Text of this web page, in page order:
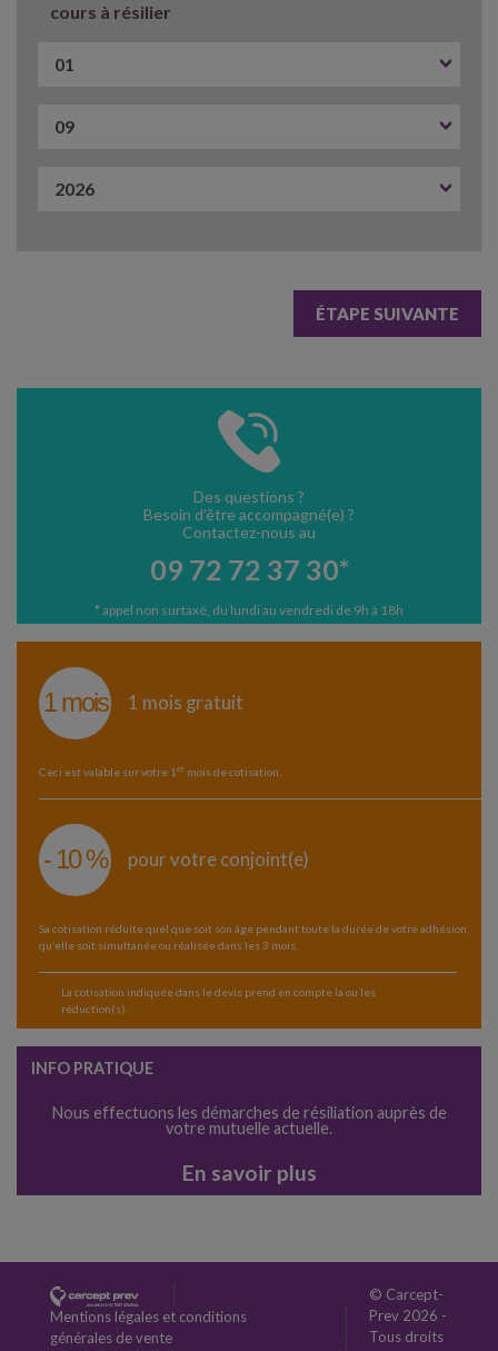
cours à résilier
ÉTAPE SUIVANTE
Des questions ?
Besoin d'être accompagné(e) ?
Contactez-nous au
09 72 72 37 30*
* appel non surtaxé, du lundi au vendredi de 9h à 18h
1 mois 1 mois gratuit
Ceci est valable sur votre 1 er mois de cotisation.
- 10 % pour votre conjoint(e)
Sa cotisation réduite quel que soit son âge pendant toute la durée de votre adhésion,
qu’elle soit simultanée ou réalisée dans les 3 mois.
La cotisation indiquée dans le devis prend en compte la ou les
réduction(s).
INFO PRATIQUE
Nous effectuons les démarches de résiliation auprès de
votre mutuelle actuelle.
En savoir plus
Mentions légales et conditions
générales de vente
© Carcept-
Prev 2026 -
Tous droits